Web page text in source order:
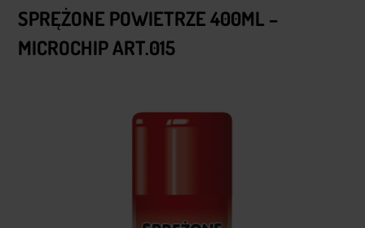
SPRĘŻONE POWIETRZE 400ML –
MICROCHIP ART.015